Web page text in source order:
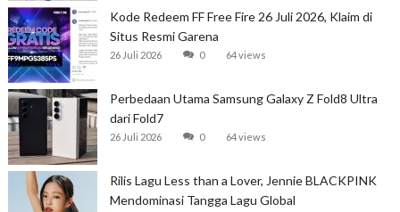
Kode Redeem FF Free Fire 26 Juli 2026, Klaim di
Situs Resmi Garena
26 Juli 2026 0 64 views
Perbedaan Utama Samsung Galaxy Z Fold8 Ultra
dari Fold7
26 Juli 2026 0 64 views
Rilis Lagu Less than a Lover, Jennie BLACKPINK
Mendominasi Tangga Lagu Global